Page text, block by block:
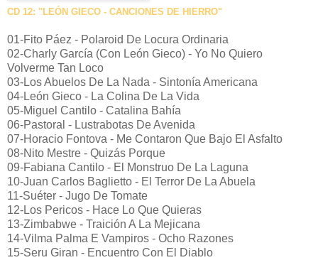
CD 12: "LEÓN GIECO - CANCIONES DE HIERRO"
01-Fito Páez - Polaroid De Locura Ordinaria
02-Charly García (Con León Gieco) - Yo No Quiero
Volverme Tan Loco
03-Los Abuelos De La Nada - Sintonía Americana
04-León Gieco - La Colina De La Vida
05-Miguel Cantilo - Catalina Bahía
06-Pastoral - Lustrabotas De Avenida
07-Horacio Fontova - Me Contaron Que Bajo El Asfalto
08-Nito Mestre - Quizás Porque
09-Fabiana Cantilo - El Monstruo De La Laguna
10-Juan Carlos Baglietto - El Terror De La Abuela
11-Suéter - Jugo De Tomate
12-Los Pericos - Hace Lo Que Quieras
13-Zimbabwe - Traición A La Mejicana
14-Vilma Palma E Vampiros - Ocho Razones
15-Seru Giran - Encuentro Con El Diablo